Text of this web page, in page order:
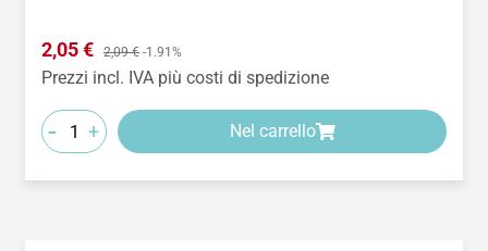
Prezzo di vendita:
2,05 € Prezzo normale:
2,09 € -1.91%
Prezzi incl. IVA più costi di spedizione
- + Nel carrello